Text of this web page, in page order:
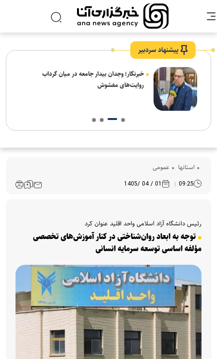
پیشنهاد سردبیر
خبرنگار؛ وجدان بیدار جامعه در میان گرداب
روایت‌های مغشوش
استانها عمومی
09:25
01 / 04 /1405
رئیس دانشگاه آزاد اسلامی واحد اقلید عنوان کرد
توجه به ابعاد روان‌شناختی در کنار آموزش‌های تخصصی
مؤلفه‌ اساسی توسعه سرمایه انسانی